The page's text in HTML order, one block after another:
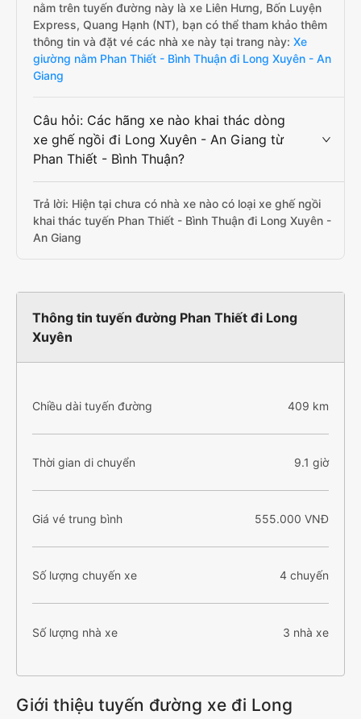
nằm trên tuyến đường này là xe Liên Hưng, Bốn Luyện
Express, Quang Hạnh (NT), bạn có thể tham khảo thêm
thông tin và đặt vé các nhà xe này tại trang này: Xe
giường nằm Phan Thiết - Bình Thuận đi Long Xuyên - An
Giang
Câu hỏi: Các hãng xe nào khai thác dòng
xe ghế ngồi đi Long Xuyên - An Giang từ
Phan Thiết - Bình Thuận?
Trả lời: Hiện tại chưa có nhà xe nào có loại xe ghế ngồi
khai thác tuyến Phan Thiết - Bình Thuận đi Long Xuyên -
An Giang
Thông tin tuyến đường Phan Thiết đi Long
Xuyên
Chiều dài tuyến đường 409 km
Thời gian di chuyển 9.1 giờ
Giá vé trung bình 555.000 VNĐ
Số lượng chuyến xe 4 chuyến
Số lượng nhà xe 3 nhà xe
Giới thiệu tuyến đường xe đi Long